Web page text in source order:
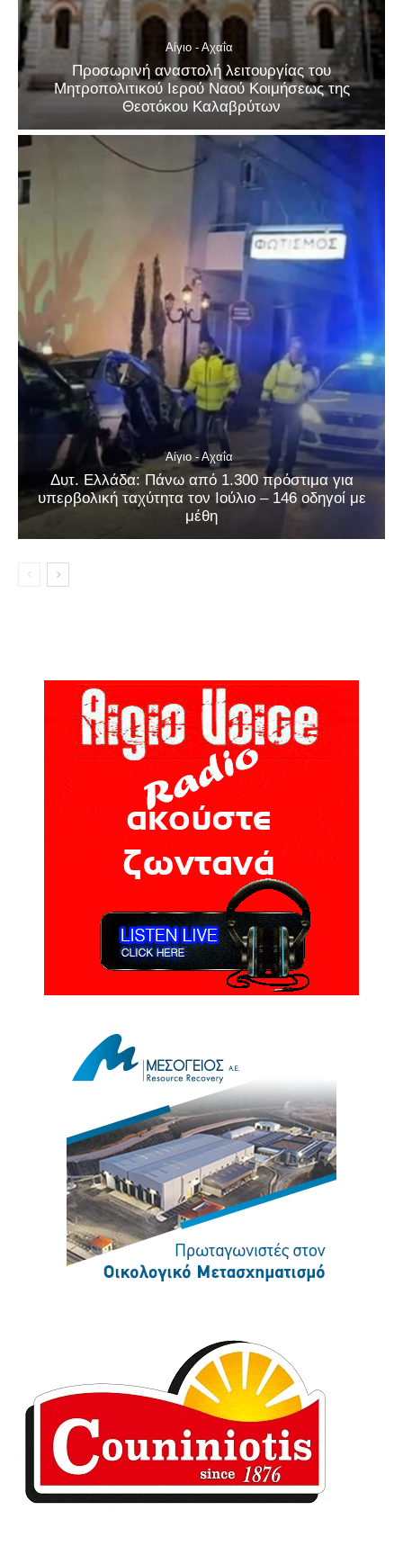
Αίγιο - Αχαΐα
Προσωρινή αναστολή λειτουργίας του
Μητροπολιτικού Ιερού Ναού Κοιμήσεως της
Θεοτόκου Καλαβρύτων
Αίγιο - Αχαΐα
Δυτ. Ελλάδα: Πάνω από 1.300 πρόστιμα για
υπερβολική ταχύτητα τον Ιούλιο – 146 οδηγοί με
μέθη